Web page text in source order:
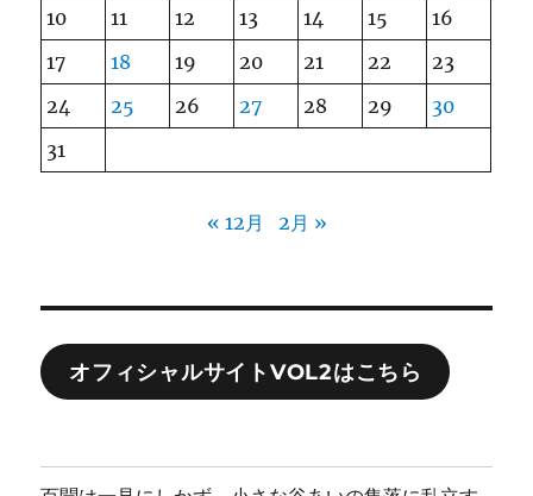
10
11 12 13 14 15
16
17
18 19 20 21 22
23
24
25 26 27 28 29
30
31
« 12月 2月 »
オフィシャルサイトVOL2はこちら